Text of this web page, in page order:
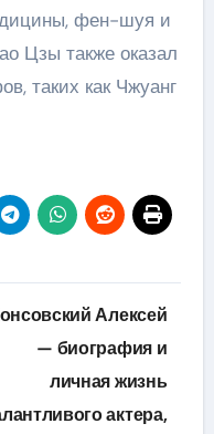
фен-шуя и
Цзы также оказал
таких как Чжуанг
Алексей
— биография и
личная жизнь
актера,